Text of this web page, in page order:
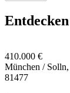
410.000 €
München / Solln,
81477